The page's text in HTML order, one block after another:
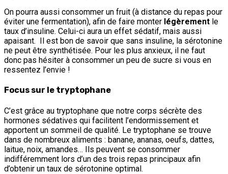
On pourra aussi consommer un fruit (à distance du repas pour
éviter une fermentation), afin de faire monter légèrement le
taux d’insuline. Celui-ci aura un effet sédatif, mais aussi
apaisant. Il est bon de savoir que sans insuline, la sérotonine
ne peut être synthétisée. Pour les plus anxieux, il ne faut
donc pas hésiter à consommer un peu de sucre si vous en
ressentez l’envie !
Focus sur le tryptophane
C’est grâce au tryptophane que notre corps sécrète des
hormones sédatives qui facilitent l’endormissement et
apportent un sommeil de qualité. Le tryptophane se trouve
dans de nombreux aliments : banane, ananas, oeufs, dattes,
laitue, noix, amandes… Ils peuvent se consommer
indifféremment lors d’un des trois repas principaux afin
d’obtenir un taux de sérotonine optimal.